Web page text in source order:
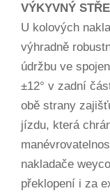
VÝKYVNÝ
U kolových
výhradně
údržbu ve
±12° v zadní
obě strany
jízdu, která
nakladače
překlopení i za